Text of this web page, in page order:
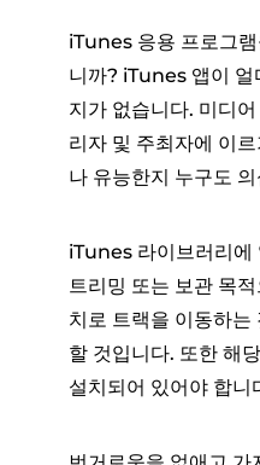
iTunes 응용 프로그
니까? iTunes 앱이 얼
지가 없습니다. 미디
리자 및 주최자에 이
나 유능한지 누구도
iTunes 라이브러리에
트리밍 또는 보관 목
치로 트랙을 이동하는
할 것입니다. 또한 해
설치되어 있어야 합니